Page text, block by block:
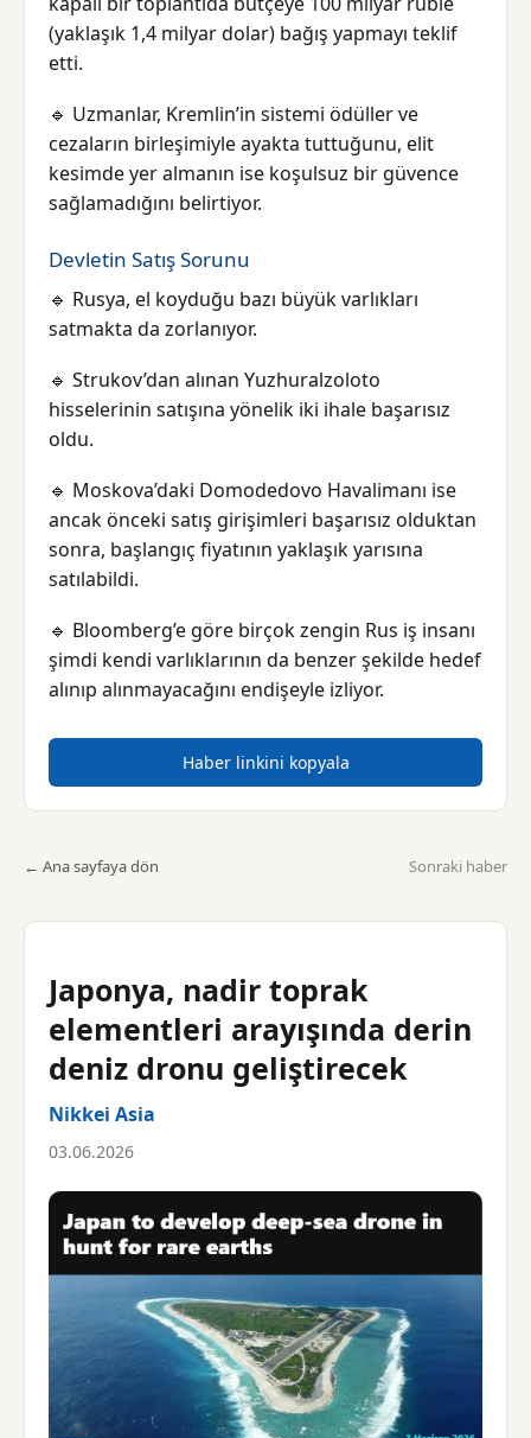
(yaklaşık 1,4 milyar dolar) bağış yapmayı teklif
etti.
🔹 Uzmanlar, Kremlin’in sistemi ödüller ve
cezaların birleşimiyle ayakta tuttuğunu, elit
kesimde yer almanın ise koşulsuz bir güvence
sağlamadığını belirtiyor.
Devletin Satış Sorunu
🔹 Rusya, el koyduğu bazı büyük varlıkları
satmakta da zorlanıyor.
🔹 Strukov’dan alınan Yuzhuralzoloto
hisselerinin satışına yönelik iki ihale başarısız
oldu.
🔹 Moskova’daki Domodedovo Havalimanı ise
ancak önceki satış girişimleri başarısız olduktan
sonra, başlangıç fiyatının yaklaşık yarısına
satılabildi.
🔹 Bloomberg’e göre birçok zengin Rus iş insanı
şimdi kendi varlıklarının da benzer şekilde hedef
alınıp alınmayacağını endişeyle izliyor.
Haber linkini kopyala
← Ana sayfaya dön Sonraki haber
Japonya, nadir toprak
elementleri arayışında derin
deniz dronu geliştirecek
Nikkei Asia
03.06.2026